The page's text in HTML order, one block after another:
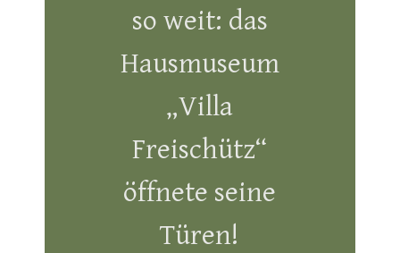
so weit: das
Hausmuseum
„Villa
Freischütz“
öffnete seine
Türen!